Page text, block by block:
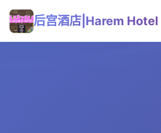
后宫酒店|Harem Hotel